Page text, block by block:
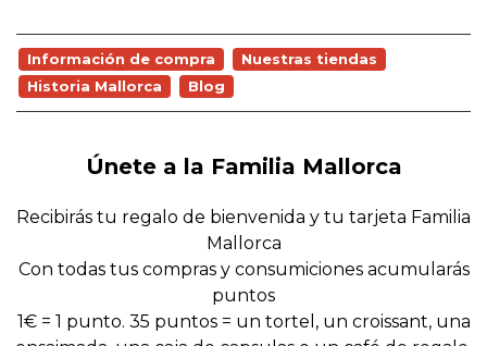
Información de compra
Nuestras tiendas
Historia Mallorca
Blog
Únete a la Familia Mallorca
Recibirás tu regalo de bienvenida y tu tarjeta Familia
Mallorca
Con todas tus compras y consumiciones acumularás
puntos
1€ = 1 punto. 35 puntos = un tortel, un croissant, una